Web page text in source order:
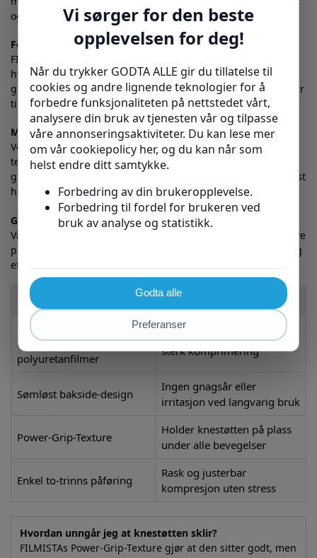
og mindre på å fikle med båndet.
For alle som krever det lille ekstra
FILMISTA er et toppvalg både for eliteutøvere og
hverdagsbrukere som ikke vil kompromisse på kvalitet. Den
gir trygghet mot overbelastning, forebygger skader og bidrar
til raskere restitusjon.
Materialer og pleie
Vedlikehold av FILMISTA er enkelt. Maskinvask på lav
temperatur anbefales for å bevare elastisiteten og
grepsteknologien. Unngå tøymykner og tørketrommel for best
holdbarhet.
Garanti og kundestøtte
Vi tilbyr kvalitetsgaranti for deg som kunde. Skulle du oppleve
problemer, er vårt supportteam klare til å hjelpe deg raskt og
effektivt.
Funksjon
Benefit
F.S.-teknologi med
ultratynne
polyuretanfilmer
Nesten usynlig støtte med
sterk komprimering
Sømløst bakside-design
Ingen gnagsår eller
irritasjon ved langvarig bruk
Power-Grip-Texture
Holder knestøtten på plass
under alle bevegelser
Enkel to-trinns påføring
Rask og justerbar
kompresjon uten stress
Hvordan unngår jeg at knestøtten sklir?
FILMISTAs Power-Grip-Texture gjør at den sitter godt, men